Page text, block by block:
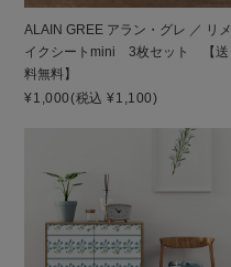
ALAIN GREE アラン・グレ ／ リメ
イクシートmini 3枚セット 【送
料無料】
¥1,000(税込 ¥1,100)